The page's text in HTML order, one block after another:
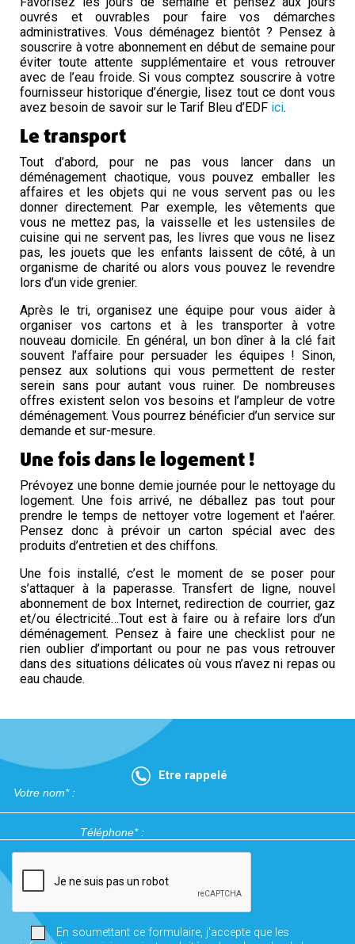
ouvrés et ouvrables pour faire vos démarches
administratives. Vous déménagez bientôt ? Pensez à
souscrire à votre abonnement en début de semaine pour
éviter toute attente supplémentaire et vous retrouver
avec de l’eau froide. Si vous comptez souscrire à votre
fournisseur historique d’énergie, lisez tout ce dont vous
avez besoin de savoir sur le Tarif Bleu d’EDF ici.
Le transport
Tout d’abord, pour ne pas vous lancer dans un
déménagement chaotique, vous pouvez emballer les
affaires et les objets qui ne vous servent pas ou les
donner directement. Par exemple, les vêtements que
vous ne mettez pas, la vaisselle et les ustensiles de
cuisine qui ne servent pas, les livres que vous ne lisez
pas, les jouets que les enfants laissent de côté, à un
organisme de charité ou alors vous pouvez le revendre
lors d’un vide grenier.
Après le tri, organisez une équipe pour vous aider à
organiser vos cartons et à les transporter à votre
nouveau domicile. En général, un bon dîner à la clé fait
souvent l’affaire pour persuader les équipes ! Sinon,
pensez aux solutions qui vous permettent de rester
serein sans pour autant vous ruiner. De nombreuses
offres existent selon vos besoins et l’ampleur de votre
déménagement. Vous pourrez bénéficier d’un service sur
demande et sur-mesure.
Une fois dans le logement !
Prévoyez une bonne demie journée pour le nettoyage du
logement. Une fois arrivé, ne déballez pas tout pour
prendre le temps de nettoyer votre logement et l’aérer.
Pensez donc à prévoir un carton spécial avec des
produits d’entretien et des chiffons.
Une fois installé, c’est le moment de se poser pour
s’attaquer à la paperasse. Transfert de ligne, nouvel
abonnement de box Internet, redirection de courrier, gaz
et/ou électricité…Tout est à faire ou à refaire lors d’un
déménagement. Pensez à faire une checklist pour ne
rien oublier d’important ou pour ne pas vous retrouver
dans des situations délicates où vous n’avez ni repas ou
eau chaude.
Etre rappelé
En soumettant ce formulaire, j'accepte que les